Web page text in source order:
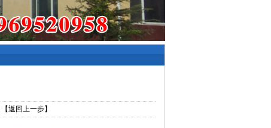
【返回上一步】